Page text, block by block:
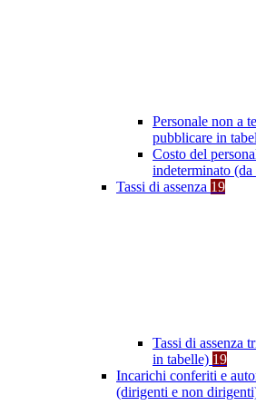
Personale non a
pubblicare in
Costo del
indeterminato
Tassi di assenza 19
Tassi di assenza
in tabelle) 19
Incarichi conferiti e
(dirigenti e non